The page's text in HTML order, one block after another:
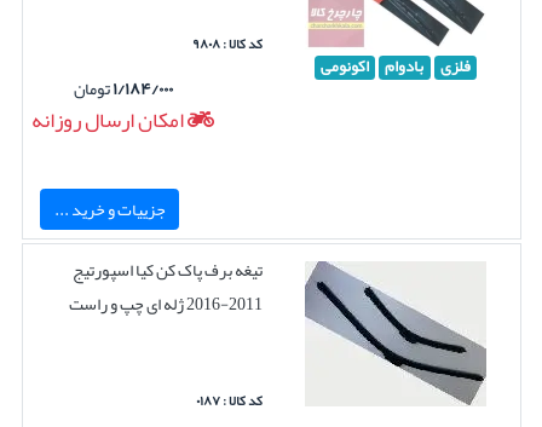
فلزی بادوام اکونومی
کد کالا : ۹۸۰۸
۱/۱۸۴/۰۰۰تومان
امکان ارسال روزانه
جزییات و خرید ...
تیغه برف پاک کن کیا اسپورتیج
2011-2016 ژله ای چپ و راست
کد کالا : ۰۱۸۷